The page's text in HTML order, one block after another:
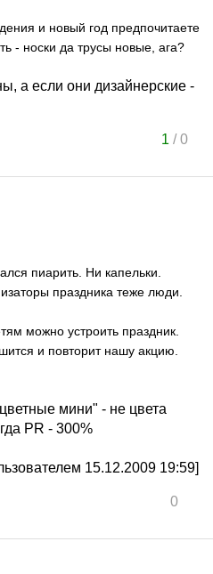
и новый год предпочитаете
- носки да трусы новые, ага?
а если они дизайнерские -
1 /0
пиарить. Ни капельки.
праздника теже люди.
можно устроить праздник.
и повторит нашу акцию.
мини" - не цвета
PR - 300%
15.12.2009 19:59]
0